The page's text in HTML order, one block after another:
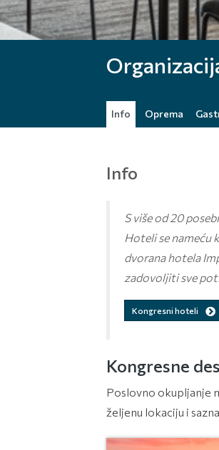
Info Oprema
Info
S više od 20
Hoteli se nameću
dvorana hotela
zadovoljiti sve
Kongresni hoteli
Kongresne
Poslovno okupljanje
željenu lokaciju i